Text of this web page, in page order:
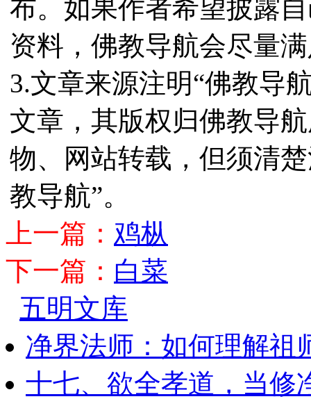
布。如果作者希望披露
资料，佛教导航会尽量
3.文章来源注明“佛教导
文章，其版权归佛教导
物、网站转载，但须清
教导航”。
上一篇： 鸡枞
下一篇： 白菜
五明文库
净界法师：如何理解祖
十七、欲全孝道，当修